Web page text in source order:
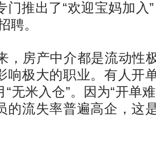
门推出了“欢迎宝妈加入
聘。
房产中介都是流动性
响极大的职业。有人开
“无米入仓”。因为“开单
的流失率普遍高企，这